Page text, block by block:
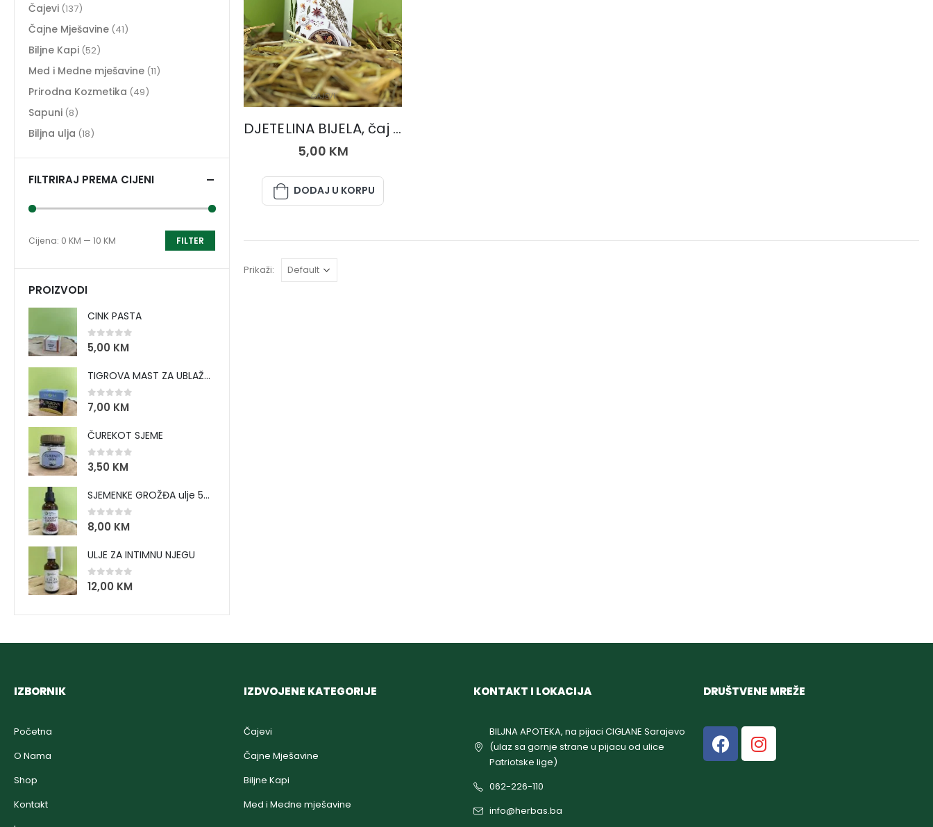
ČAJEVI
DJETELINA BIJELA, čaj 50 gr.
5,00 KM
DODAJ U KORPU
Prikaži:
Čajevi (137)
Čajne Mješavine (41)
Biljne Kapi (52)
Med i Medne mješavine (11)
Prirodna Kozmetika (49)
Sapuni (8)
Biljna ulja (18)
FILTRIRAJ PREMA CIJENI
FILTER
Cijena: 0 KM — 10 KM
PROIZVODI
CINK PASTA
0 out of 5
5,00 KM
TIGROVA MAST ZA UBLAŽAVANJE BOLOVA I ZAGRIJAVANJE MIŠIĆA
0 out of 5
7,00 KM
ČUREKOT SJEME
0 out of 5
3,50 KM
SJEMENKE GROŽĐA ulje 50 ml
0 out of 5
8,00 KM
ULJE ZA INTIMNU NJEGU
0out of 5
12,00 KM
IZBORNIK
Početna
O Nama
Shop
Kontakt
IZDVOJENE KATEGORIJE
Čajevi
Čajne Mješavine
Biljne Kapi
Med i Medne mješavine
KONTAKT I LOKACIJA
BILJNA APOTEKA, na pijaci CIGLANE Sarajevo
(ulaz sa gornje strane u pijacu od ulice
Patriotske lige)
062-226-110
info@herbas.ba
DRUŠTVENE MREŽE